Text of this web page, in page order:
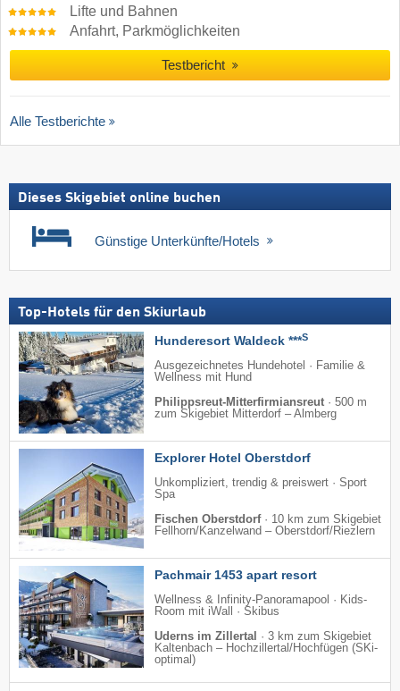
Lifte und Bahnen
Anfahrt, Parkmöglichkeiten
Testbericht
Alle Testberichte
Dieses Skigebiet online buchen
Günstige Unterkünfte/Hotels
Top-Hotels für den Skiurlaub
Hunderesort Waldeck ***S
Ausgezeichnetes Hundehotel · Familie &
Wellness mit Hund
Philippsreut-Mitterfirmiansreut · 500 m
zum Skigebiet Mitterdorf – Almberg
Explorer Hotel Oberstdorf
Unkompliziert, trendig & preiswert · Sport
Spa
Fischen Oberstdorf· 10 km zum Skigebiet
Fellhorn/​Kanzelwand – Oberstdorf/​Riezlern
Pachmair 1453 apart resort
Wellness & Infinity-Panoramapool · Kids-
Room mit iWall · Skibus
Uderns im Zillertal · 3 km zum Skigebiet
Kaltenbach – Hochzillertal/​Hochfügen (SKi-
optimal)